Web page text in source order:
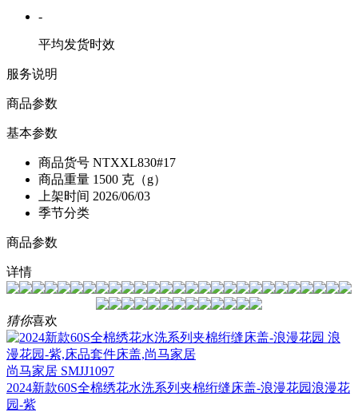
-
平均发货时效
服务说明
商品参数
基本参数
商品货号 NTXXL830#17
商品重量 1500 克（g）
上架时间 2026/06/03
季节分类
商品参数
详情
猜你喜欢
尚马家居 SMJJ1097
2024新款60S全棉绣花水洗系列夹棉绗缝床盖-浪漫花园浪漫花
园-紫